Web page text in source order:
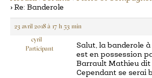
› Re: Banderole
23 avril 2018 à 17 h 53 min
cyril
Participant
Salut, la banderole
est en possession
Barrault Mathieu dit
Cependant se serai